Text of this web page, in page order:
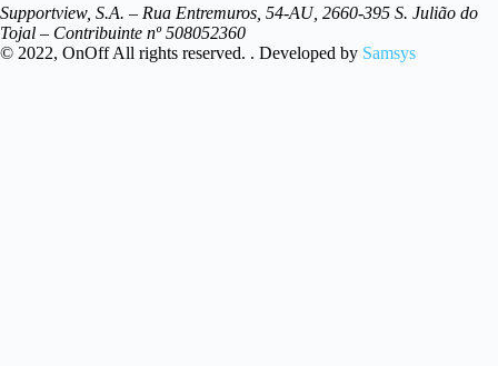
Supportview, S.A. – Rua Entremuros, 54-AU, 2660-395 S. Julião do
Tojal – Contribuinte nº 508052360
© 2022, OnOff All rights reserved. . Developed by Samsys